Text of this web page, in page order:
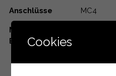
Anschlüsse MC4
Maximale
Belastung
Cookies